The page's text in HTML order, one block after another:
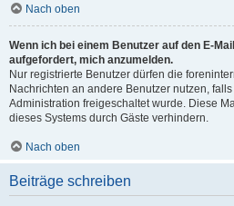
Nach oben
Wenn ich bei einem Benutzer auf den E-
aufgefordert, mich anzumelden.
Nur registrierte Benutzer dürfen die
Nachrichten an andere Benutzer nutzen,
Administration freigeschaltet wurde. Diese
dieses Systems durch Gäste verhindern.
Nach oben
Beiträge schreiben